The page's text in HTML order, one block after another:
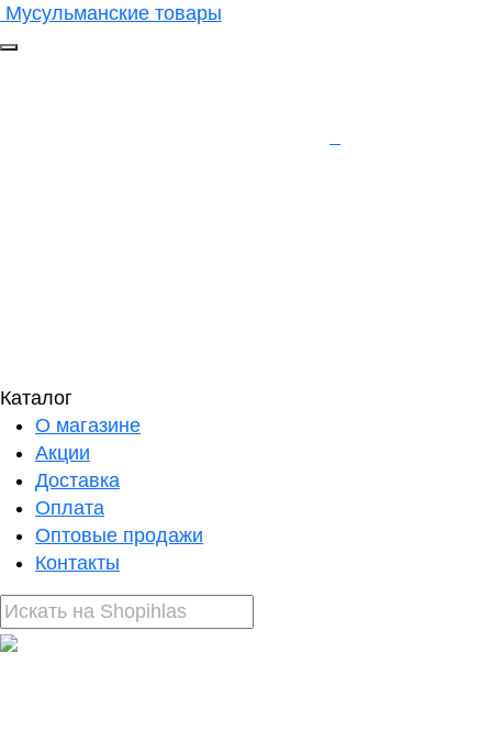
Мусульманские товары
Каталог
О магазине
Акции
Доставка
Оплата
Оптовые продажи
Контакты